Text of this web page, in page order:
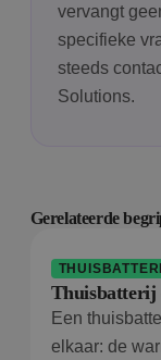
vervangt
specifieke
steeds
Solutions.
Gerelateerde
Thuisbatterij
Een
elkaar: de
wp-